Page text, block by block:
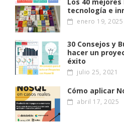
tecnología e
enero 19, 2025
30 Consejos y
hacer un
éxito
julio 25, 2021
Cómo aplicar
abril 17, 2025